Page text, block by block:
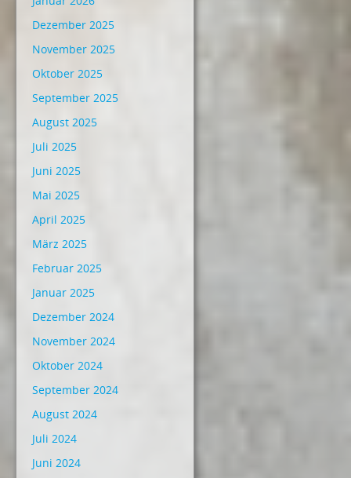
Dezember 2025
November 2025
Oktober 2025
September 2025
August 2025
Juli 2025
Juni 2025
Mai 2025
April 2025
März 2025
Februar 2025
Januar 2025
Dezember 2024
November 2024
Oktober 2024
September 2024
August 2024
Juli 2024
Juni 2024